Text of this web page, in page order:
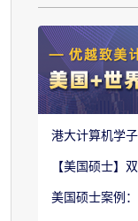
港大计算机学
【美国硕士】
美国硕士案例